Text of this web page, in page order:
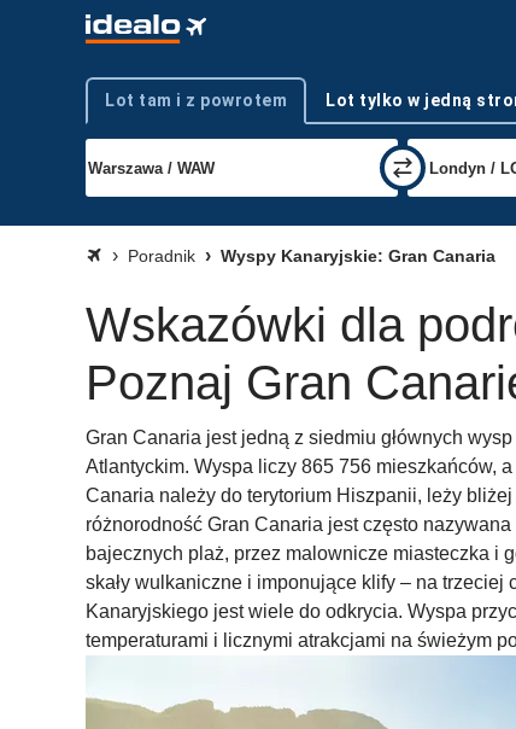
Typ podróży
Lot tam i z powrotem Lot tylko w jedną
Poradnik Wyspy Kanaryjskie: Gran Canaria
Wskazówki dla
Poznaj Gran
Gran Canaria jest jedną z siedmiu głównych
Atlantyckim. Wyspa liczy 865 756 mieszkańców,
Canaria należy do terytorium Hiszpanii, leży
różnorodność Gran Canaria jest często nazywana
bajecznych plaż, przez malownicze miasteczka i
skały wulkaniczne i imponujące klify – na
Kanaryjskiego jest wiele do odkrycia. Wyspa
temperaturami i licznymi atrakcjami na świeżym